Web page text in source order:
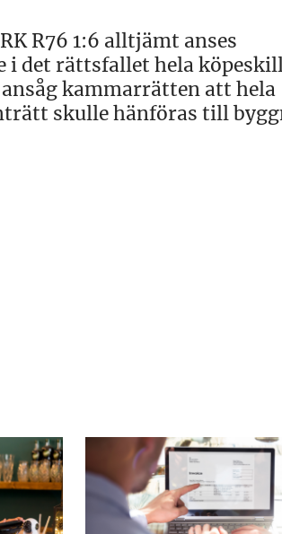
R76 1:6 alltjämt anses
i det rättsfallet hela
kammarrätten att hela
skulle hänföras till